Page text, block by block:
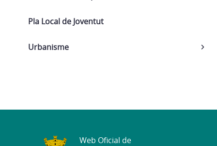
Pla Local de Joventut
Urbanisme
Web Oficial de